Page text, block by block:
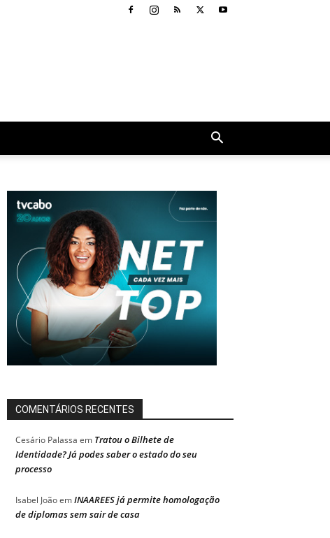
COMENTÁRIOS RECENTES
Cesário Palassa em Tratou o Bilhete de
Identidade? Já podes saber o estado do seu
processo
Isabel JoãoemINAAREES já permite homologação
de diplomas sem sair de casa